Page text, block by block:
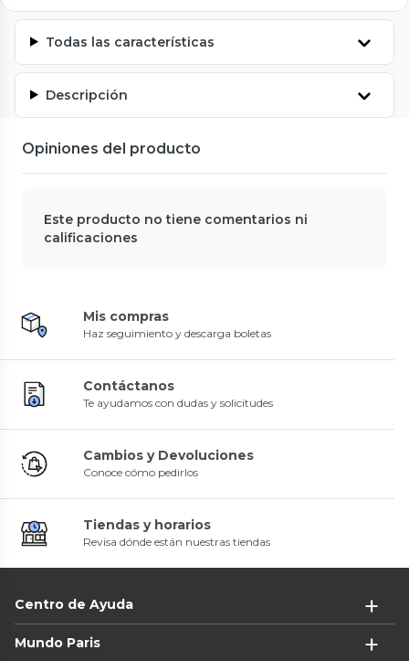
Todas las características
Descripción
Opiniones del producto
Este producto no tiene comentarios ni
calificaciones
Mis compras
Haz seguimiento y descarga boletas
Contáctanos
Te ayudamos con dudas y solicitudes
Cambios y Devoluciones
Conoce cómo pedirlos
Tiendas y horarios
Revisa dónde están nuestras tiendas
Centro de Ayuda
Mundo Paris